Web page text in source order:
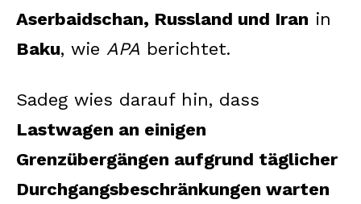
Aserbaidschan, Russland und Iran in
Baku, wie APA berichtet.
Sadeg wies darauf hin, dass
Lastwagen an einigen
Grenzübergängen aufgrund täglicher
Durchgangsbeschränkungen warten